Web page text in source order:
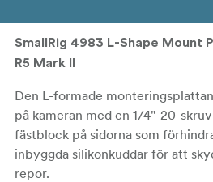
SmallRig 4983 L-Shape Mount
R5 Mark II
Den L-formade
på kameran med en 1/4"-20-
fästblock på sidorna som
inbyggda silikonkuddar för att
repor.